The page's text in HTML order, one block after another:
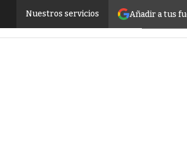
Añadir a tus
Nuestros servicios
Datacenter infrastructure